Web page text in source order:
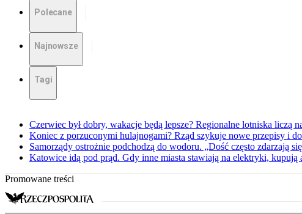
Polecane
Najnowsze
Tagi
Czerwiec był dobry, wakacje będą lepsze? Regionalne lotniska liczą
Koniec z porzuconymi hulajnogami? Rząd szykuje nowe przepisy i
Samorządy ostrożnie podchodzą do wodoru. „Dość często zdarzają
Katowice idą pod prąd. Gdy inne miasta stawiają na elektryki, kupują
Promowane treści